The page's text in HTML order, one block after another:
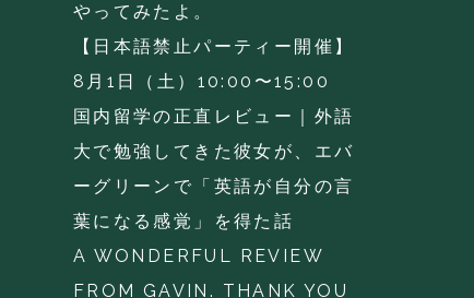
やってみたよ。
【日本語禁止パーティー開催】
8月1日（土）10:00〜15:00
国内留学の正直レビュー｜外語
大で勉強してきた彼女が、エバ
ーグリーンで「英語が自分の言
葉になる感覚」を得た話
A WONDERFUL REVIEW
FROM GAVIN. THANK YOU